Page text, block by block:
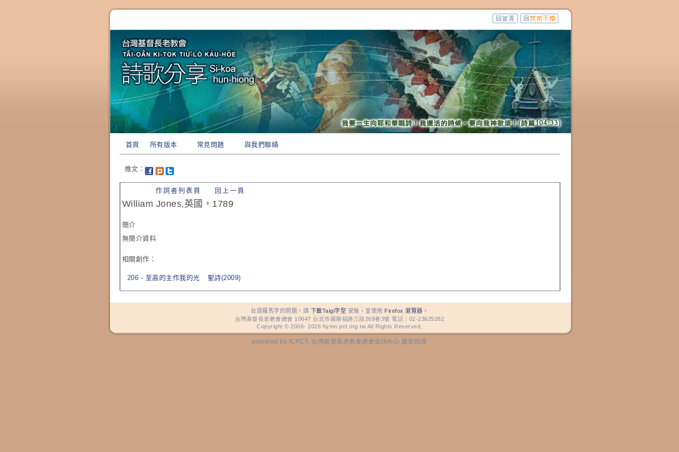
首頁 所有版本 常見問題 與我們聯絡
推文：
作詞者列表頁 回上一頁
William Jones,英國，1789
簡介
無簡介資料
相關創作：
206 - 至高的主作我的光 聖詩(2009)
台語羅馬字的問題，請 下載Taigi字型 安裝，並使用 Firefox 瀏覽器 。
台灣基督長老教會總會 10647 台北市羅斯福路三段269巷3號 電話：02-23625282
Copyright © 2006-2026 hymn.pct.org.tw All Rights Reserved.
powered by ICPCT. 台灣基督長老教會總會資訊中心 建置維護